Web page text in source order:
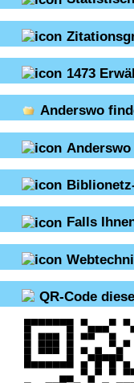
1473
Anderswo
Falls
QR-Code